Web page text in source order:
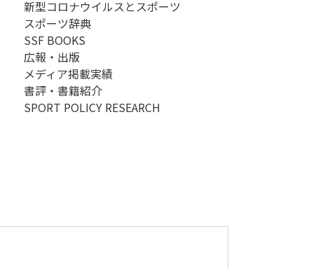
新型コロナウイルスとスポーツ
スポーツ辞典
SSF BOOKS
広報・出版
メディア掲載実績
書評・書籍紹介
SPORT POLICY RESEARCH